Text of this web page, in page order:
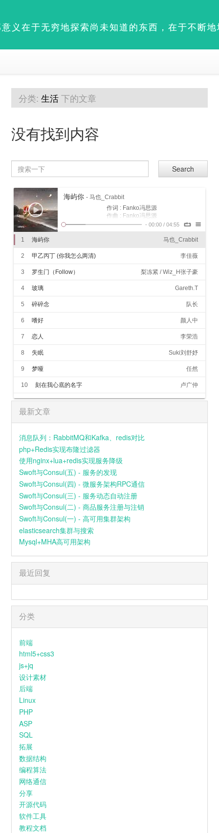
义在于无穷地探索尚未知道的东西，在于不断
分类:生活下的文章
没有找到内容
Search
海屿你 - 马也_Crabbit
作词 : Fanko冯思源
作曲 : Fanko冯思源
编曲 : 罗洋（卡其漠）
却觉得很洒脱
对于你是解脱
而我如此落魄
开败的花
浪也拍打着沙
我却对你情有独钟
我陪你留下
说最浪漫的话
即便是青春的懵懂
但是我们渐行渐远
信任在短短解释后崩塌
我欠你太多
连着我这颗心也死了
对于你是解脱
- 00:00/ 04:55
1 海屿你 马也_Crabbit
2 甲乙丙丁 (你我怎么两清) 李佳薇
3 罗生门（Follow） 梨冻紧 / Wiz_H张子豪
4 玻璃 Gareth.T
5 碎碎念 队长
6 嗜好 颜人中
7 恋人 李荣浩
8 失眠 Suki刘舒妤
9 梦哑 任然
10 刻在我心底的名字 卢广仲
11 如果呢 郑润泽
12 雨过后的风景
13 于是
14 忘不掉的你
15 反乌托邦×拼接遗憾×Sinos De Natal
Vince丷 / 见过夏天P / Ciyo
16 一半一半 Top Barry / INDEcompany
17 我不难过
还是会想你
19 周旋
20 Баллада
21 玻璃 Gareth.T
22 我怀念的
25 隐藏相册 Top Barry / INDEcompany
26
28 Angel
29
30
31
32
33 唯一
34 Star Crossing Night (feat. GALI)
35
36 晚安
37 雨爱
最新文章
消息队列：RabbitMQ和Kafka、redis对比
php+Redis实现布隆过滤器
使用nginx+lua+redis实现服务降级
Swoft与Consul(五) - 服务的发现
Swoft与Consul(四) - 微服务架构RPC通信
Swoft与Consul(三) - 服务动态自动注册
Swoft与Consul(二) - 商品服务注册与注销
Swoft与Consul(一) - 高可用集群架构
elasticsearch集群与搜索
Mysql+MHA高可用架构
最近回复
分类
前端
html5+css3
js+jq
设计素材
后端
Linux
PHP
ASP
SQL
拓展
数据结构
编程算法
网络通信
分享
开源代码
软件工具
教程文档